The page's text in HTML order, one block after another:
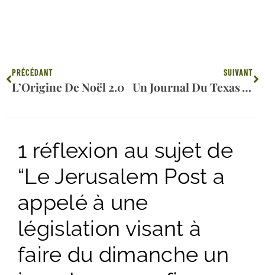
Précédent
PRÉCÉDANT
L’Origine De Noël 2.0
SUIVANT
Un Journal Du Texas A Rapporté Que Le Dimanche Est Le Jour Du Seigneur Et Qu’il Est Essentiel
1 réflexion au sujet de
“Le Jerusalem Post a
appelé à une
législation visant à
faire du dimanche un